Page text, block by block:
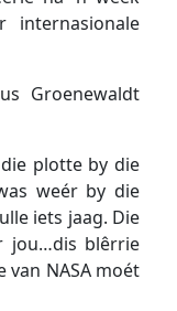
internasionale
Groenewaldt
die plotte by die
weér by die
iets jaag. Die
jou…dis blêrrie
van NASA moét